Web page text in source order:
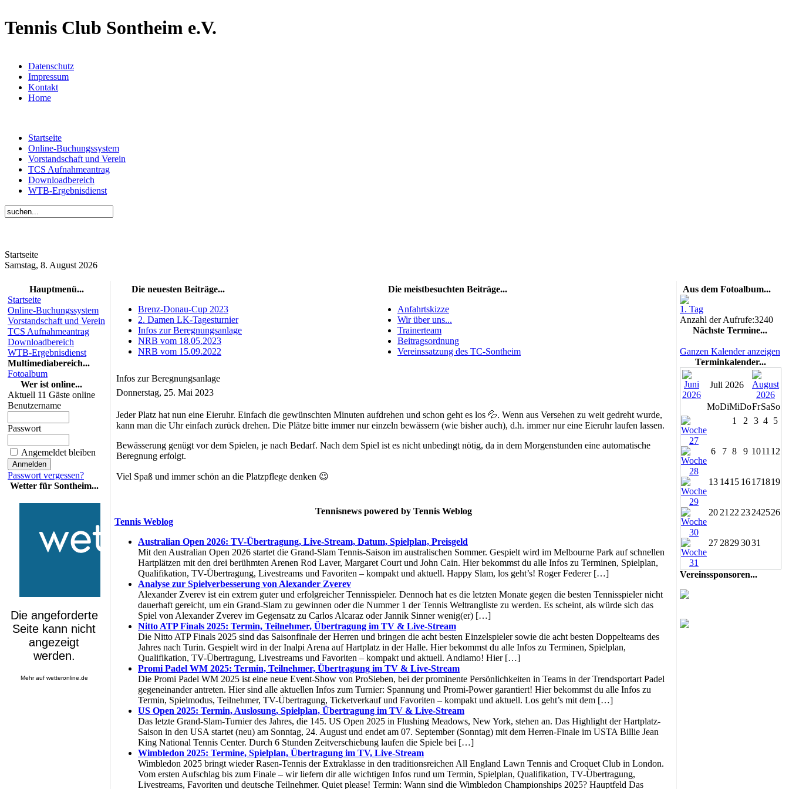
Tennis Club Sontheim e.V.
Datenschutz
Impressum
Kontakt
Home
Startseite
Online-Buchungssystem
Vorstandschaft und Verein
TCS Aufnahmeantrag
Downloadbereich
WTB-Ergebnisdienst
Startseite
Samstag, 8. August 2026
Hauptmenü...
Startseite
Online-Buchungssystem
Vorstandschaft und Verein
TCS Aufnahmeantrag
Downloadbereich
WTB-Ergebnisdienst
Multimediabereich...
Fotoalbum
Wer ist online...
Aktuell 11 Gäste online
Benutzername
Passwort
Angemeldet bleiben
Passwort vergessen?
Wetter für Sontheim...
Mehr auf wetteronline.de
Die neuesten Beiträge...
Brenz-Donau-Cup 2023
2. Damen LK-Tagesturnier
Infos zur Beregnungsanlage
NRB vom 18.05.2023
NRB vom 15.09.2022
Die meistbesuchten Beiträge...
Anfahrtskizze
Wir über uns...
Trainerteam
Beitragsordnung
Vereinssatzung des TC-Sontheim
Infos zur Beregnungsanlage
Donnerstag, 25. Mai 2023
Jeder Platz hat nun eine Eieruhr. Einfach die gewünschten Minuten aufdrehen und schon geht es los 💦. Wenn aus Versehen zu weit gedreht wurde,
kann man die Uhr einfach zurück drehen. Die Plätze bitte immer nur einzeln bewässern (wie bisher auch), d.h. immer nur eine Eieruhr laufen lassen.
Bewässerung genügt vor dem Spielen, je nach Bedarf. Nach dem Spiel ist es nicht unbedingt nötig, da in dem Morgenstunden eine automatische
Beregnung erfolgt.
Viel Spaß und immer schön an die Platzpflege denken 😉
Tennisnews powered by Tennis Weblog
Tennis Weblog
Australian Open 2026: TV-Übertragung, Live-Stream, Datum, Spielplan, Preisgeld
Mit den Australian Open 2026 startet die Grand-Slam Tennis-Saison im australischen Sommer. Gespielt wird im Melbourne Park auf schnellen
Hartplätzen mit den drei berühmten Arenen Rod Laver, Margaret Court und John Cain. Hier bekommst du alle Infos zu Terminen, Spielplan,
Qualifikation, TV-Übertragung, Livestreams und Favoriten – kompakt und aktuell. Happy Slam, los geht’s! Roger Federer […]
Analyse zur Spielverbesserung von Alexander Zverev
Alexander Zverev ist ein extrem guter und erfolgreicher Tennisspieler. Dennoch hat es die letzten Monate gegen die besten Tennisspieler nicht
dauerhaft gereicht, um ein Grand-Slam zu gewinnen oder die Nummer 1 der Tennis Weltrangliste zu werden. Es scheint, als würde sich das
Spiel von Alexander Zverev im Gegensatz zu Carlos Alcaraz oder Jannik Sinner wenig(er) […]
Nitto ATP Finals 2025: Termin, Teilnehmer, Übertragung im TV & Live-Stream
Die Nitto ATP Finals 2025 sind das Saisonfinale der Herren und bringen die acht besten Einzelspieler sowie die acht besten Doppelteams des
Jahres nach Turin. Gespielt wird in der Inalpi Arena auf Hartplatz in der Halle. Hier bekommst du alle Infos zu Terminen, Spielplan,
Qualifikation, TV-Übertragung, Livestreams und Favoriten – kompakt und aktuell. Andiamo! Hier […]
Promi Padel WM 2025: Termin, Teilnehmer, Übertragung im TV & Live-Stream
Die Promi Padel WM 2025 ist eine neue Event-Show von ProSieben, bei der prominente Persönlichkeiten in Teams in der Trendsportart Padel
gegeneinander antreten. Hier sind alle aktuellen Infos zum Turnier: Spannung und Promi-Power garantiert! Hier bekommst du alle Infos zu
Termin, Spielmodus, Teilnehmer, TV-Übertragung, Ticketverkauf und Favoriten – kompakt und aktuell. Los geht’s mit dem […]
US Open 2025: Termin, Auslosung, Spielplan, Übertragung im TV & Live-Stream
Das letzte Grand-Slam-Turnier des Jahres, die 145. US Open 2025 in Flushing Meadows, New York, stehen an. Das Highlight der Hartplatz-
Saison in den USA startet (neu) am Sonntag, 24. August und endet am 07. September (Sonntag) mit dem Herren-Finale im USTA Billie Jean
King National Tennis Center. Durch 6 Stunden Zeitverschiebung laufen die Spiele bei […]
Wimbledon 2025: Termine, Spielplan, Übertragung im TV, Live-Stream
Wimbledon 2025 bringt wieder Rasen-Tennis der Extraklasse in den traditionsreichen All England Lawn Tennis and Croquet Club in London.
Vom ersten Aufschlag bis zum Finale – wir liefern dir alle wichtigen Infos rund um Termin, Spielplan, Qualifikation, TV-Übertragung,
Livestreams, Favoriten und deutsche Teilnehmer. Quiet please! Termin: Wann sind die Wimbledon Championships 2025? Hauptfeld Das
Aus dem Fotoalbum...
1. Tag
Anzahl der Aufrufe:3240
Nächste Termine...
Ganzen Kalender anzeigen
Terminkalender...
Juli 2026
MoDiMiDoFrSaSo
1
2 3 4 5
6 7 8 9 1011 12
13 1415 16171819
20 21 22 23242526
27 28293031
Vereinssponsoren...